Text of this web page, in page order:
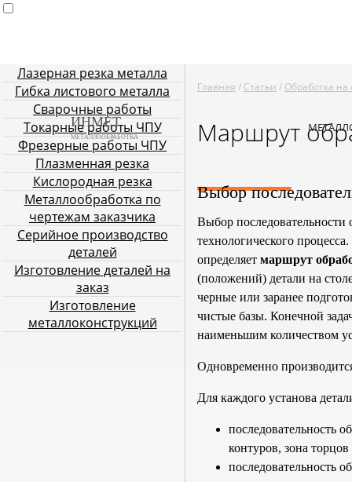
ГлавнаяУслуги металлообработки
Плазменная резка
ИНМЕТ
МЕТАЛЛООБРАБОТКА
Лазерная резка металла
Гибка листового металла
Сварочные работы
Токарные работы ЧПУ
Фрезерные работы ЧПУ
Плазменная резка
Кислородная резка
Металлообработка по
чертежам заказчика
Серийное производство
деталей
Изготовление деталей на
заказ
Изготовление
металлоконструкций
Главная / Статьи / Обработка на
Маршрут
Выбор
Выбор последовательности
технологического
определяет маршрут
(положений) детали на
черные или заранее
чистые базы. Конечной
наименьшим количеством
Одновременно
Для каждого установа
последовательность
контуров, зона
последовательность